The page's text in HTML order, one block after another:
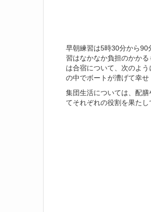
早朝練習は5時30分から90
習はなかなか負担のかか
は合宿について、次のよ
の中でボートが漕げて幸せ
集団生活については、配
てそれぞれの役割を果た